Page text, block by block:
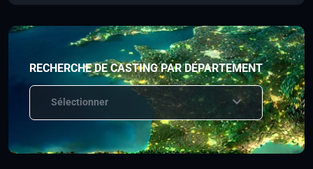
RECHERCHE DE CASTING PAR DÉPARTEMENT
Sélectionner